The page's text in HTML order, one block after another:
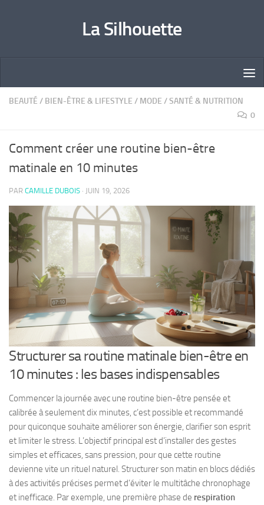
La Silhouette
BEAUTÉ / BIEN-ÊTRE & LIFESTYLE / MODE /SANTÉ & NUTRITION
0
Comment créer une routine bien-être
matinale en 10 minutes
PAR CAMILLE DUBOIS · JUIN 19, 2026
Structurer sa routine matinale bien-être en
10 minutes : les bases indispensables
Commencer la journée avec une routine bien-être pensée et
calibrée à seulement dix minutes, c’est possible et recommandé
pour quiconque souhaite améliorer son énergie, clarifier son esprit
et limiter le stress. L’objectif principal est d’installer des gestes
simples et efficaces, sans pression, pour que cette routine
devienne vite un rituel naturel. Structurer son matin en blocs dédiés
à des activités précises permet d’éviter le multitâche chronophage
et inefficace. Par exemple, une première phase de respiration